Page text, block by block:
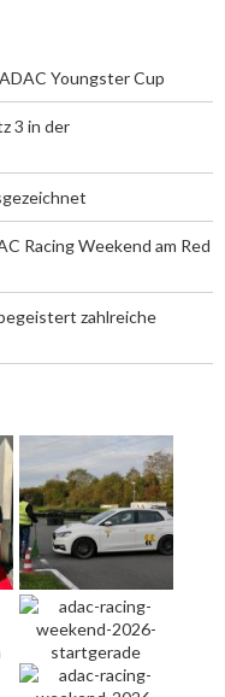
Youngster Cup
3 in der
Racing Weekend am Red
zahlreiche